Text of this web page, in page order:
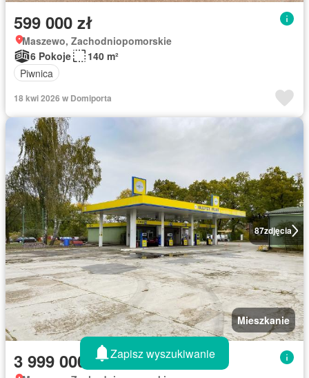
599 000 zł
Maszewo, Zachodniopomorskie
6 Pokoje
140 m²
Piwnica
18 kwi 2026 w Domiporta
87zdjęcia
Mieszkanie
3 999 000 zł Zapisz wyszukiwanie